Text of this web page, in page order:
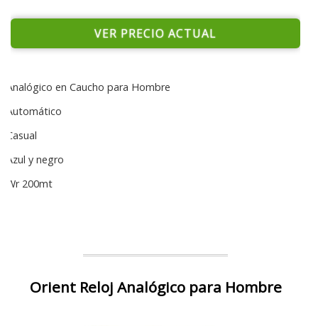
VER PRECIO ACTUAL
Analógico en Caucho para Hombre
Automático
Casual
Azul y negro
Wr 200mt
Orient Reloj Analógico para Hombre